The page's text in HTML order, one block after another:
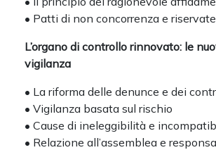
• Patti di non concorrenza e
L’organo di controllo rinnovato: le
vigilanza
• La riforma delle denunce e dei
• Vigilanza basata sul rischio
• Cause di ineleggibilità e
• Relazione all’assemblea e